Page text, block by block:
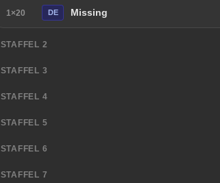
1×20 DE Missing
STAFFEL 2
STAFFEL 3
STAFFEL 4
STAFFEL 5
STAFFEL 6
STAFFEL 7